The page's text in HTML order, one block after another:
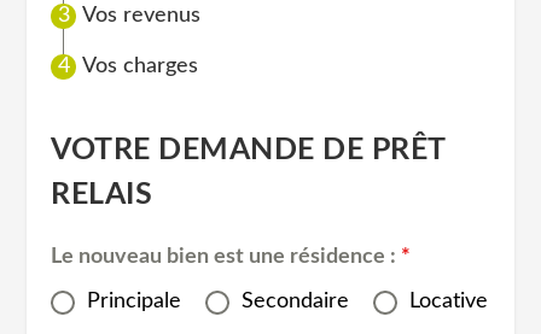
Vos revenus
Vos charges
VOTRE DEMANDE DE PRÊT
RELAIS
Le nouveau bien est une résidence : *
Principale Secondaire Locative